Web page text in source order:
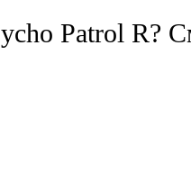
Patrol R?